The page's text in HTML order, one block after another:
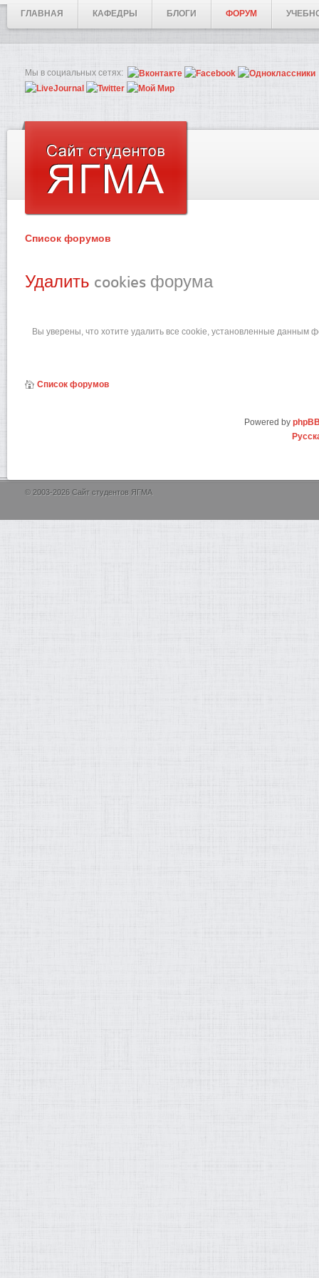
ГЛАВНАЯ КАФЕДРЫ БЛОГИ ФОРУМ
Мы в социальных сетях:
Список форумов
Удалить cookies форума
Вы уверены, что хотите удалить все cookie, установленные данным
Список форумов
Powered by
© 2003-2026 Сайт студентов ЯГМА